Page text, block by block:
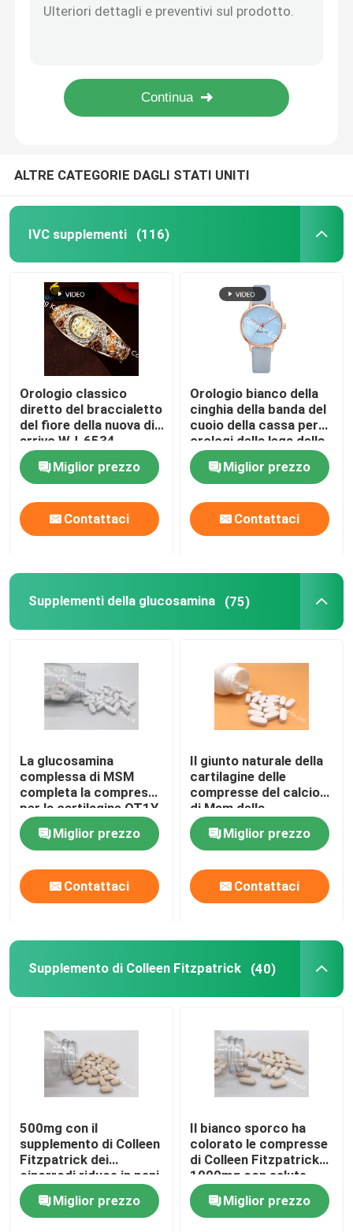
Supplemento di Colleen Fitzpatrick
Integratore alimentare di erbe
Supplementi di sostegno di energia
Supplementi di nutrizione di sport
Supplementi di salute dell'occhio
Softgels masticabile
Supplementi dell'olio di pesce
Supplemento della vitamina E
ALTRE CATEGORIE DAGLI STATI UNITI
IVC supplementi (116)
Orologio classico
diretto del braccialetto
del fiore della nuova di
arrivo WJ-6534
fabbrica unica di
progettazione
Miglior prezzo
Contattaci
Orologio bianco della
cinghia della banda del
cuoio della cassa per
orologi della lega della
donna di modo del
regalo di buona qualità
WJ-8453
Miglior prezzo
Contattaci
Supplementi della glucosamina (75)
La glucosamina
complessa di MSM
completa la compressa
per la cartilagine OT1Y
di salute dei giunti
Miglior prezzo
Contattaci
Il giunto naturale della
cartilagine delle
compresse del calcio
di Msm della
condroitina della
glucosamina completa
GT4J
Miglior prezzo
Contattaci
Supplemento di Colleen Fitzpatrick (40)
500mg con il
supplemento di Colleen
Fitzpatrick dei
cinorrodi riduce in pani
la protezione
antiossidante CTDA di
salute immune
Miglior prezzo
Il bianco sporco ha
colorato le compresse
di Colleen Fitzpatrick
1000mg con salute
immune CT1D della
compressa dei
cinorrodi 30mg
Miglior prezzo